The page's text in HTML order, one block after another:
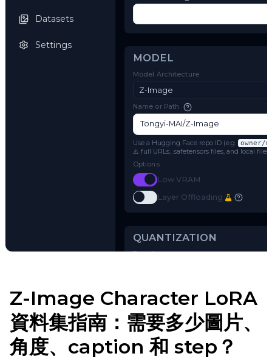
Training Name
MODEL
Model Architecture
Z-Image
Name or Path
Use a Hugging Face repo ID (e.g.
Toggle Low VRAM
QUANTIZATION
Transformer
qfloat8 (default)
Z-Image Character LoRA
資料集指南：需要多少圖片、
角度、caption 和 step？